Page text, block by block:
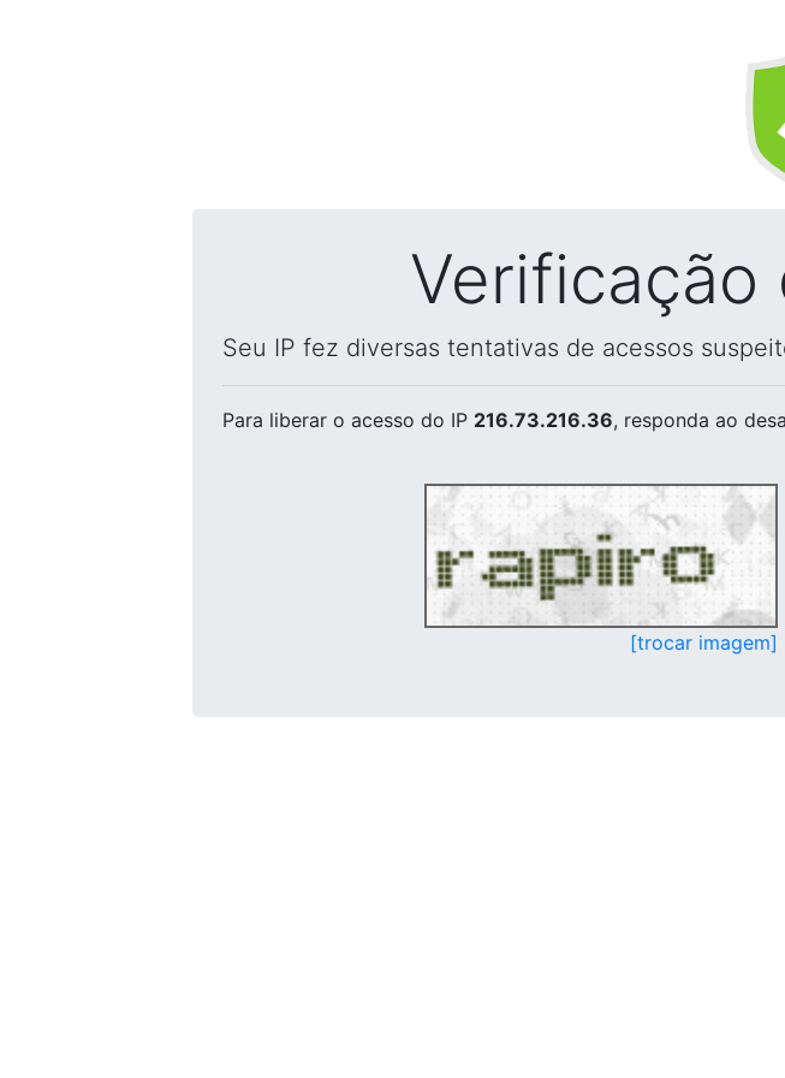
Verificação
Seu IP fez diversas tentativas de acessos
Para liberar o acesso do IP 216.73.216.36, responda ao
[trocar imagem]